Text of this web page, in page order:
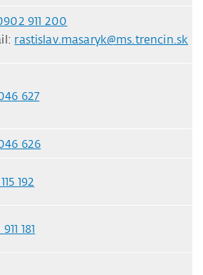
911 200
rastislav.masaryk@ms.trencin.sk
627
626
192
181